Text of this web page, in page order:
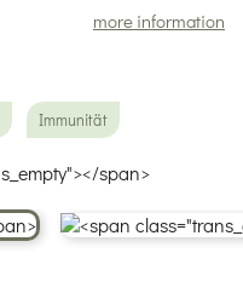
more information
Immunität